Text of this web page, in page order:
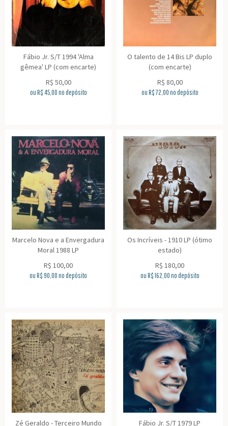
Fábio Jr. S/T 1994 'Alma
gêmea' LP (com encarte)
R$ 50,00
ou R$ 45,00no depósito
O talento de 14 Bis LP duplo
(com encarte)
R$ 80,00
ou R$72,00no depósito
Marcelo Nova e a Envergadura
Moral 1988 LP
R$ 100,00
ou R$ 90,00no depósito
Os Incríveis - 1910 LP (ótimo
estado)
R$ 180,00
ou R$162,00no depósito
Zé Geraldo - Terceiro Mundo
Fábio Jr. S/T 1979 LP